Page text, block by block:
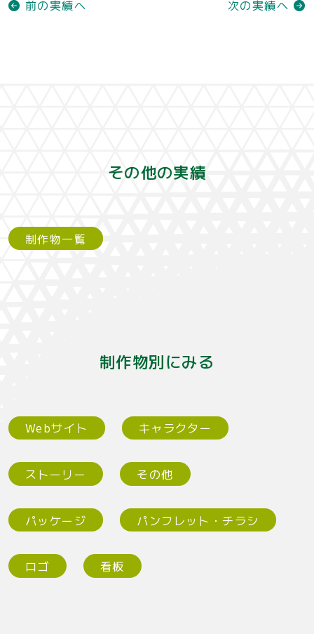
前の実績へ 次の実績へ
その他の実績
制作物一覧
制作物別にみる
Webサイト キャラクター
ストーリー その他
パッケージ パンフレット・チラシ
ロゴ 看板